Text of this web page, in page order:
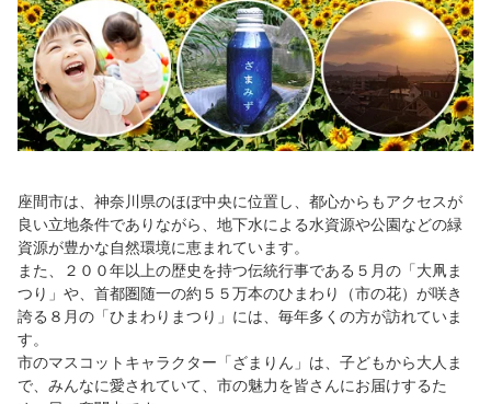
座間市は、神奈川県のほぼ中央に位置し、都心からもアクセスが
良い立地条件でありながら、地下水による水資源や公園などの緑
資源が豊かな自然環境に恵まれています。
また、２００年以上の歴史を持つ伝統行事である５月の「大凧ま
つり」や、首都圏随一の約５５万本のひまわり（市の花）が咲き
誇る８月の「ひまわりまつり」には、毎年多くの方が訪れていま
す。
市のマスコットキャラクター「ざまりん」は、子どもから大人ま
で、みんなに愛されていて、市の魅力を皆さんにお届けするた